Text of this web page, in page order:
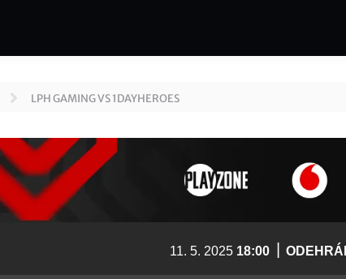
LPH GAMING VS 1DAYHEROES
11. 5. 2025 18:00